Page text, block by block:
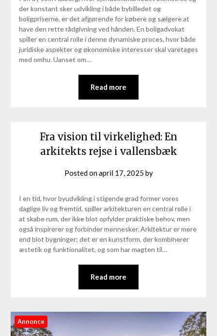
der konstant sker udvikling i både bybilledet og
boligpriserne, er det afgørende for købere og sælgere at
have den rette rådgivning ved hånden. En boligadvokat
spiller en central rolle i denne dynamiske proces, hvor både
juridiske aspekter og økonomiske interesser skal varetages
med omhu. Uanset om…
Read more
Fra vision til virkelighed: En
arkitekts rejse i vallensbæk
Posted onapril 17, 2025 by
I en tid, hvor byudvikling i stigende grad former vores
daglige liv og fremtid, spiller arkitekturen en central rolle i
at skabe rum, der ikke blot opfylder praktiske behov, men
også inspirerer og forbinder mennesker. Arkitektur er mere
end blot bygninger; det er en kunstform, der kombinerer
æstetik og funktionalitet, og som har magten til…
Read more
Annonce